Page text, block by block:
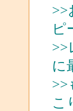
>>
ピ
>>
に
>>
こ